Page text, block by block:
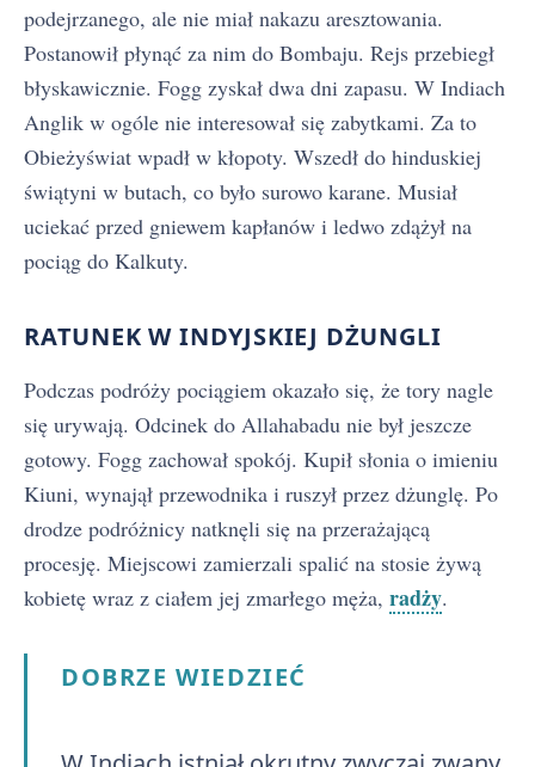
podejrzanego, ale nie miał nakazu aresztowania.
Postanowił płynąć za nim do Bombaju. Rejs przebiegł
błyskawicznie. Fogg zyskał dwa dni zapasu. W Indiach
Anglik w ogóle nie interesował się zabytkami. Za to
Obieżyświat wpadł w kłopoty. Wszedł do hinduskiej
świątyni w butach, co było surowo karane. Musiał
uciekać przed gniewem kapłanów i ledwo zdążył na
pociąg do Kalkuty.
RATUNEK W INDYJSKIEJ DŻUNGLI
Podczas podróży pociągiem okazało się, że tory nagle
się urywają. Odcinek do Allahabadu nie był jeszcze
gotowy. Fogg zachował spokój. Kupił słonia o imieniu
Kiuni, wynajął przewodnika i ruszył przez dżunglę. Po
drodze podróżnicy natknęli się na przerażającą
procesję. Miejscowi zamierzali spalić na stosie żywą
kobietę wraz z ciałem jej zmarłego męża, radży.
DOBRZE WIEDZIEĆ